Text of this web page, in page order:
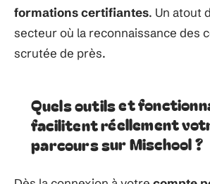
formations certifiantes. Un atout
secteur où la reconnaissance des
scrutée de près.
Quels outils et
facilitent réellement
parcours sur Mischool ?